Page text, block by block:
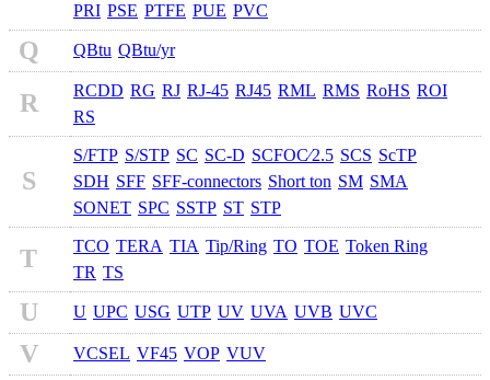
PRI PSE PTFE PUE PVC
Q QBtu QBtu/yr
R RCDD RG RJ RJ-45 RJ45 RML RMS RoHS ROI
RS
S
S/FTP S/STP SC SC-D SCFOC⁄2.5 SCS ScTP
SDH SFF SFF-connectors Short ton SM SMA
SONET SPC SSTP ST STP
T TCO TERA TIA Tip/Ring TO TOE Token Ring
TR TS
U U UPC USG UTP UV UVA UVB UVC
V VCSEL VF45 VOP VUV